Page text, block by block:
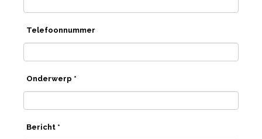
Telefoonnummer
Onderwerp *
Bericht *